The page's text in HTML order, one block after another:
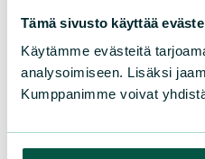
Tämä sivusto käyttää
Käytämme evästeitä
analysoimiseen. Lisäksi
Kumppanimme voivat